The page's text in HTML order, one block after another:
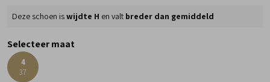
Deze schoen iswijdte H en valt breder dan gemiddeld
Selecteer maat
4
37